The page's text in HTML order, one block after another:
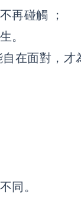
再碰觸 ；
。
在面對，才
同。